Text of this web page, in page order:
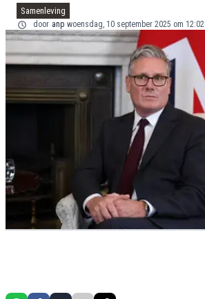
Samenleving
door anp woensdag, 10 september 2025 om 12:02